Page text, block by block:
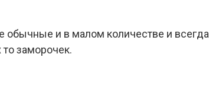
обычные и в малом количестве и всегда
то заморочек.